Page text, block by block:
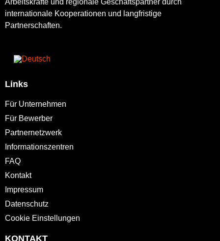
Arbeitskräfte und regionale Geschäftspartner durch
internationale Kooperationen und langfristige
Partnerschaften.
Links
Für Unternehmen
Für Bewerber
Partnernetzwerk
Informationszentren
FAQ
Kontakt
Impressum
Datenschutz
Cookie Einstellungen
KONTAKT